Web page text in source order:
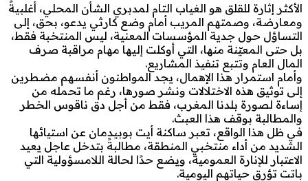
الأكثر إثارة للقلق هو الغياب التام لمدبري الشأن المحلي، أغلبيةً
ومعارضة، وصمتهم المريب أمام وضع كارثي يدعو، بحق، إلى
التساؤل حول جدية المؤسسات المعنية، ليس المنتخبة فقط،
بل حتى المعيّنة منها، التي أوكلت إليها مهام مراقبة صرف
المال العام وتتبع تنفيذ المشاريع.
وأمام استمرار هذا الإهمال، يجد المواطنون أنفسهم مضطرين
إلى توثيق هذه الاختلالات ونشر صورها، رغم ما تحمله من
إساءة لصورة بلدنا المغرب، فقط من أجل دق ناقوس الخطر
والمطالبة بوقف هذا العبث.
في ظل هذا الواقع، تعبر ساكنة أيت بوبيدمان عن استيائها
الشديد من أداء منتخبي المنطقة، مطالبةً بتدخل عاجل يعيد
الاعتبار للإنارة العمومية، ويضع حدًا لحالة اللامسؤولية التي
باتت تؤرق حياتهم اليومية.